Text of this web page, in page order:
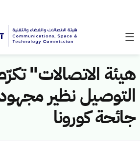
هيئة الاتصالات"
التوصيل نظير
جائحة كورونا